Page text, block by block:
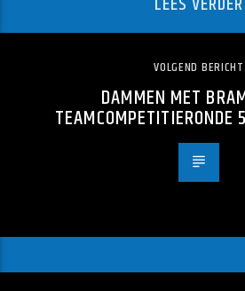
VOLGEND BERICHT
DAMMEN MET